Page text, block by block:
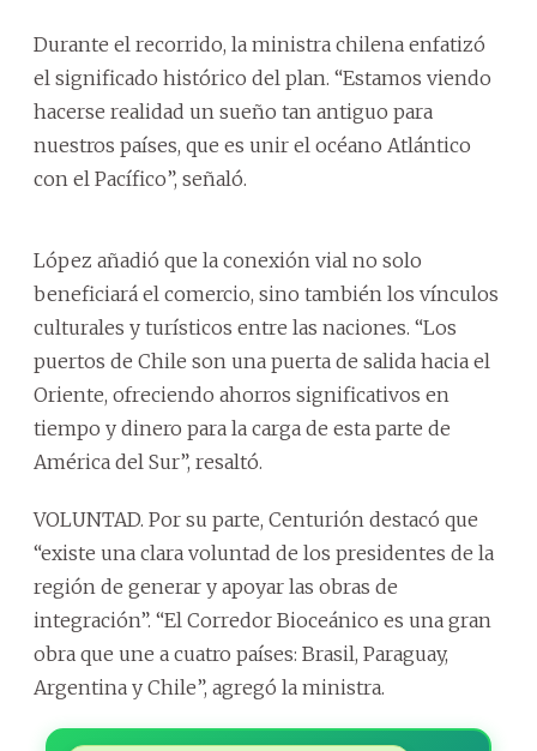
Durante el recorrido, la ministra chilena enfatizó
el significado histórico del plan. “Estamos viendo
hacerse realidad un sueño tan antiguo para
nuestros países, que es unir el océano Atlántico
con el Pacífico”, señaló.
López añadió que la conexión vial no solo
beneficiará el comercio, sino también los vínculos
culturales y turísticos entre las naciones. “Los
puertos de Chile son una puerta de salida hacia el
Oriente, ofreciendo ahorros significativos en
tiempo y dinero para la carga de esta parte de
América del Sur”, resaltó.
VOLUNTAD. Por su parte, Centurión destacó que
“existe una clara voluntad de los presidentes de la
región de generar y apoyar las obras de
integración”. “El Corredor Bioceánico es una gran
obra que une a cuatro países: Brasil, Paraguay,
Argentina y Chile”, agregó la ministra.